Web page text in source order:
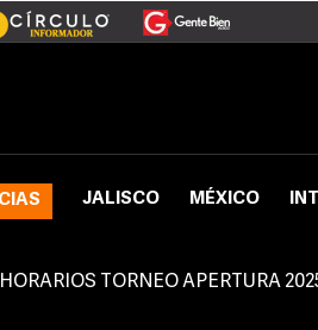
JALISCO MÉXICO
HORARIOS TORNEO APERTURA